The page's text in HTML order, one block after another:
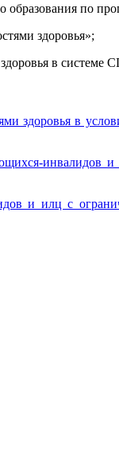
образования по
здоровья»;
в системе
здоровья в
инвалидов
и илц с